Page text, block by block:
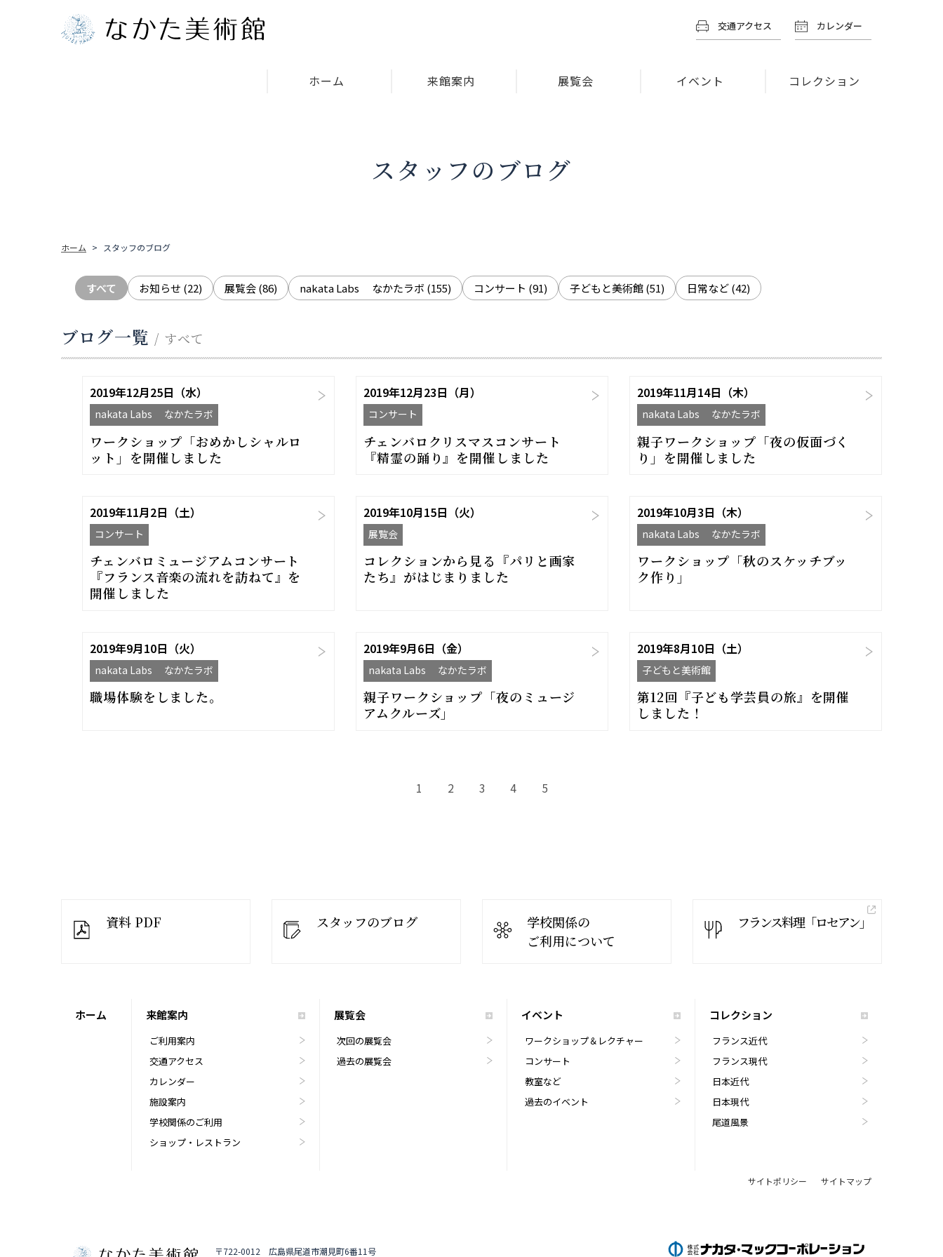
交通アクセス カレンダー
ホーム 来館案内 展覧会 イベント コレクション
スタッフのブログ
ホーム スタッフのブログ
すべて お知らせ (22) 展覧会(86) nakata Labs なかたラボ (155) コンサート (91) 子どもと美術館(51) 日常など(42)
ブログ一覧 / すべて
2019年12月25日（水）
nakata Labs なかたラボ
ワークショップ「おめかしシャルロ
ット」を開催しました
2019年12月23日（月）
コンサート
チェンバロクリスマスコンサート
『精霊の踊り』を開催しました
2019年11月14日（木）
nakata Labs なかたラボ
親子ワークショップ「夜の仮面づく
り」を開催しました
2019年11月2日（土）
コンサート
チェンバロミュージアムコンサート
『フランス音楽の流れを訪ねて』を
開催しました
2019年10月15日（火）
展覧会
コレクションから見る『パリと画家
たち』がはじまりました
2019年10月3日（木）
nakata Labs なかたラボ
ワークショップ「秋のスケッチブッ
ク作り」
2019年9月10日（火）
nakata Labs なかたラボ
職場体験をしました。
2019年9月6日（金）
nakata Labs なかたラボ
親子ワークショップ「夜のミュージ
アムクルーズ」
2019年8月10日（土）
子どもと美術館
第12回『子ども学芸員の旅』を開催
しました！
1 2 3 4 5
資料 PDF スタッフのブログ
学校関係の
ご利用について
フランス料理「ロセアン」
ホーム 来館案内
ご利用案内
交通アクセス
カレンダー
施設案内
学校関係のご利用
ショップ・レストラン
展覧会
次回の展覧会
過去の展覧会
イベント
ワークショップ＆レクチャー
コンサート
教室など
過去のイベント
コレクション
フランス近代
フランス現代
日本近代
日本現代
尾道風景
サイトポリシー サイトマップ
〒722-0012 広島県尾道市潮見町6番11号